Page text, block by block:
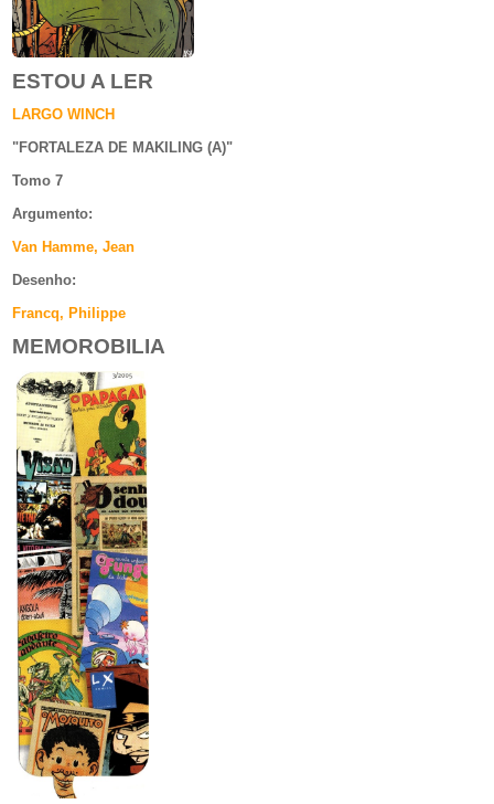
ESTOU A LER
LARGO WINCH
"FORTALEZA DE MAKILING (A)"
Tomo 7
Argumento:
Van Hamme, Jean
Desenho:
Francq, Philippe
MEMOROBILIA